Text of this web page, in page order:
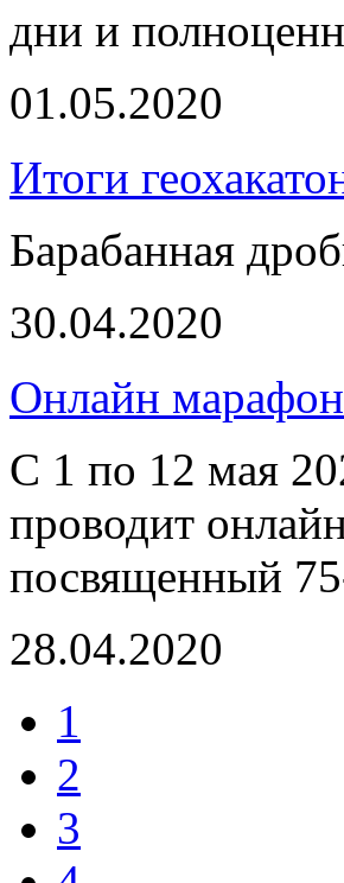
дни и
01.05.2020
Итоги
Барабанная
30.04.2020
Онлайн
С 1 по 12 мая
проводит
посвященный
28.04.2020
1
2
3